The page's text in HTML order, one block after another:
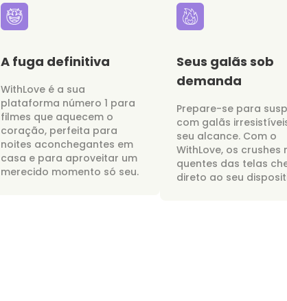
A fuga definitiva
WithLove é a sua
plataforma número 1 para
filmes que aquecem o
coração, perfeita para
noites aconchegantes em
casa e para aproveitar um
merecido momento só seu.
Seus galãs sob
demanda
Prepare-se para
com galãs
seu alcance. Com o
WithLove, os crushes
quentes das telas
direto ao seu